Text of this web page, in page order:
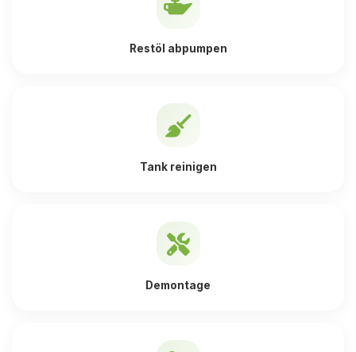
Restöl abpumpen
Tank reinigen
Demontage